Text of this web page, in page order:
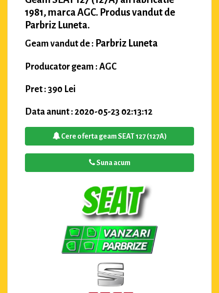
1981, marca AGC. Produs vandut de
Parbriz Luneta.
Geam vandut de : Parbriz Luneta
Producator geam : AGC
Pret : 390 Lei
Data anunt : 2020-05-23 02:13:12
Cere oferta geam SEAT 127 (127A)
Suna acum